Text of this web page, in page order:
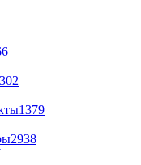
1379
2938